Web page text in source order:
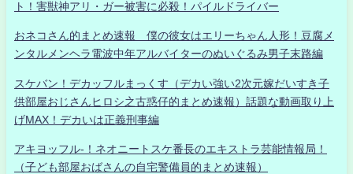
ト！害獣神アリ・ガー被害に必殺！パイルドライバー
おネコさん的まとめ速報 僕の彼女はエリーちゃん人形！豆腐メ
ンタルメンヘラ電波中年アルバイターのぬいぐるみ男子末路編
スケバン！デカッフルまっくす（デカい強い2次元嫁だいすき子
供部屋おじさんヒロシ之古惑仔的まとめ速報）話題な動画取り上
げMAX！デカいは正義刑事編
アキヨッフル-！ネオニートスケ番長のエキストラ芸能情報局！
（子ども部屋おばさんの自宅警備員的まとめ速報）